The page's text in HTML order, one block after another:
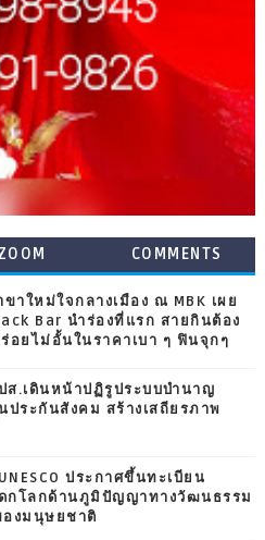
COMMENTS
าใหม่ใจกลางเมือง ณ MBK เผย
Bar นำร่องที่แรก สายกินต้อง
อยไม่อั้นในราคาเบา ๆ ฟินจุกๆ
ปส.เดินหน้าปฏิรูประบบบำนาญ
ประกันสังคม สร้างเสถียรภาพ
ประกาศขึ้นทะเบียน
กโลกด้านภูมิปัญญาทางวัฒนธรรม
งมนุษยชาติ